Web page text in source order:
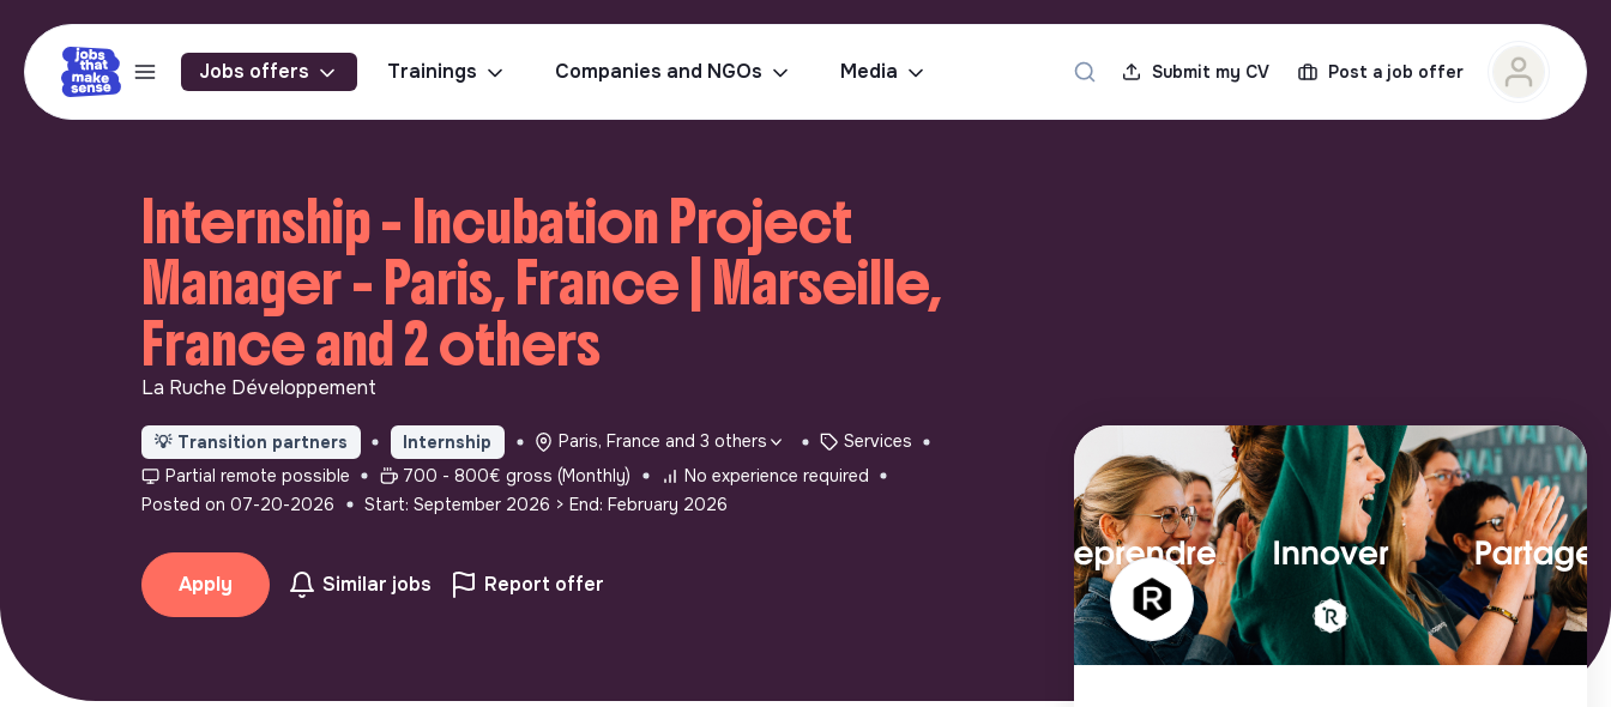
Jobs offers Trainings Companies and NGOs Media Submit my CV Post a job offer
Internship - Incubation Project
Manager - Paris, France | Marseille,
France and 2 others
La Ruche Développement
💡 Transition partners Internship Paris, France and 3 others
Services
Partial remote possible
700 - 800€ gross (Monthly)
No experience required
Posted on 07-20-2026
Start: September 2026 > End: February 2026
Apply Similar jobs Report offer